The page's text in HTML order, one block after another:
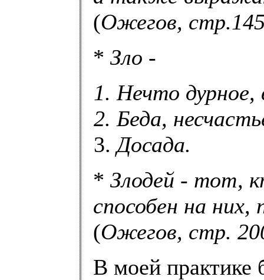
(Ожегов,
* Зло -
Нечто дурное,
Беда,
Досада.
* Злодей - тот,
способен на них,
(Ожегов, стр.
В моей практике